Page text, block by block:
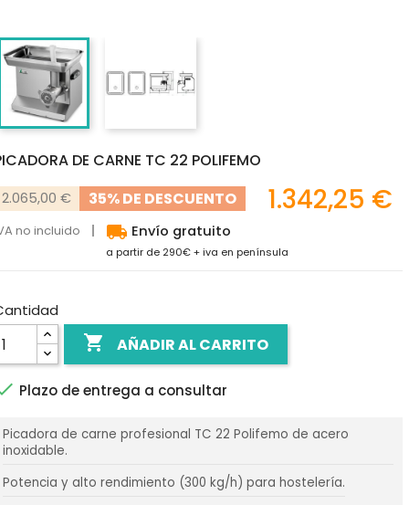
DE CARNE TC 22 POLIFEMO
2.065,00 € 35% DE DESCUENTO 1.342,25 €
no incluido local_shipping Envío gratuito
a partir de 290€ + iva en península
 AÑADIR AL CARRITO
Plazo de entrega a consultar
Picadora de carne profesional TC 22 Polifemo de acero
inoxidable.
Potencia y alto rendimiento (300 kg/h) para hostelería.